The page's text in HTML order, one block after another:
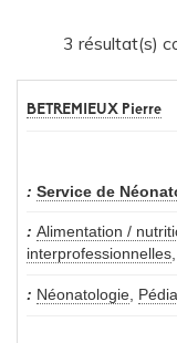
3 résultat(s)
BETREMIEUX Pierre
Service de
Alimentation /
interprofessionnelles,
Néonatologie,